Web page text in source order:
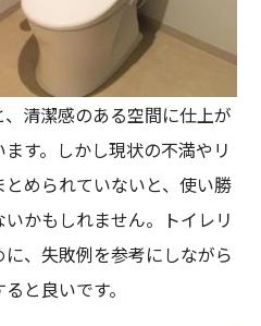
清潔感のある空間に仕上が
す。しかし現状の不満やリ
められていないと、使い勝
かもしれません。トイレリ
、失敗例を参考にしながら
と良いです。